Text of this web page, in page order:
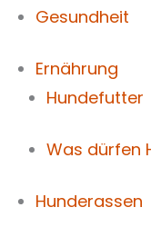
Gesundheit
Ernährung
Hundefutter
Was dürfen
Hunderassen